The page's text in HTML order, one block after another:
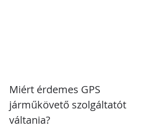
Miért érdemes GPS
járműkövető szolgáltatót
váltania?